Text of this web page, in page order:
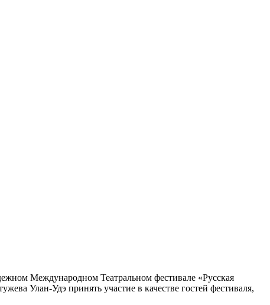
Международном Театральном фестивале «Русская
Улан-Удэ принять участие в качестве гостей фестиваля,